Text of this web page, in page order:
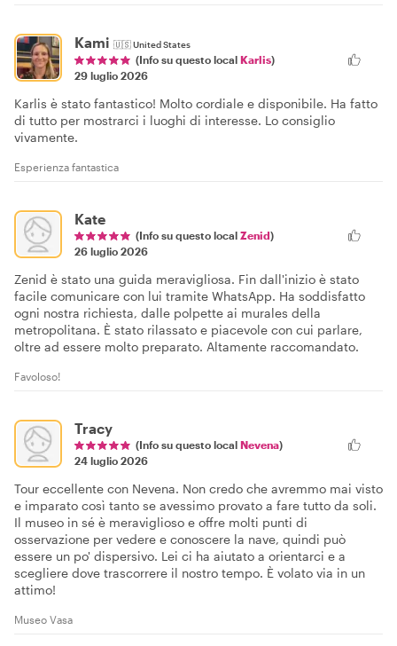
Kami 🇺🇸United States
(Info su questo local Karlis)
29 luglio 2026
Karlis è stato fantastico! Molto cordiale e disponibile. Ha fatto
di tutto per mostrarci i luoghi di interesse. Lo consiglio
vivamente.
Esperienza fantastica
Kate
(Info su questo local Zenid)
26 luglio 2026
Zenid è stato una guida meravigliosa. Fin dall'inizio è stato
facile comunicare con lui tramite WhatsApp. Ha soddisfatto
ogni nostra richiesta, dalle polpette ai murales della
metropolitana. È stato rilassato e piacevole con cui parlare,
oltre ad essere molto preparato. Altamente raccomandato.
Favoloso!
Tracy
(Info su questo local Nevena)
24 luglio 2026
Tour eccellente con Nevena. Non credo che avremmo mai visto
e imparato così tanto se avessimo provato a fare tutto da soli.
Il museo in sé è meraviglioso e offre molti punti di
osservazione per vedere e conoscere la nave, quindi può
essere un po' dispersivo. Lei ci ha aiutato a orientarci e a
scegliere dove trascorrere il nostro tempo. È volato via in un
attimo!
Museo Vasa